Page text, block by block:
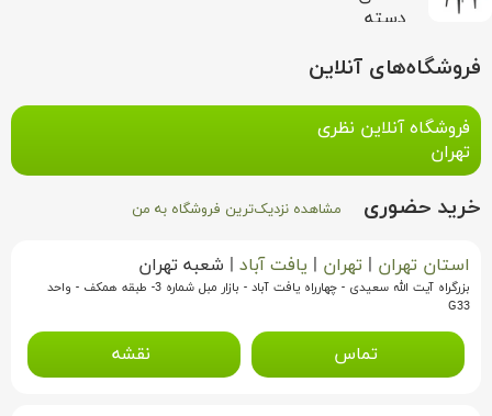
فروشگاه‌های آنلاین
فروشگاه آنلاین نظری
تهران
خرید حضوری مشاهده نزدیک‌ترین فروشگاه به من
استان تهران | تهران | یافت آباد | شعبه تهران
بزرگراه آیت الله سعیدی - چهارراه یافت آباد - بازار مبل شماره 3- طبقه همکف - واحد
G33
تماس نقشه